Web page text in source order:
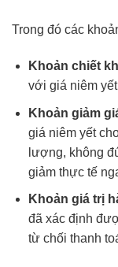
Trong đó các
Khoản chiết
với giá niêm
Khoản giảm
giá niêm yết
lượng, không
giảm thực tế
Khoản giá trị
đã xác định
từ chối thanh